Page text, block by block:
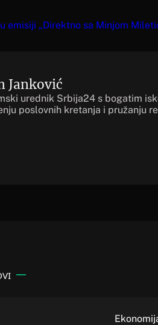
emisiji „Direktno sa Minjom
Janković
urednik Srbija24 s bogatim
poslovnih kretanja i pružanju